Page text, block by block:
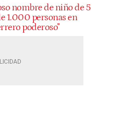
nombre de niño de 5
1.000 personas en
poderoso"